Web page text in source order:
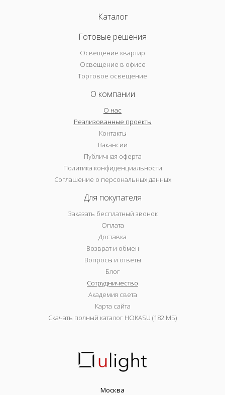
Каталог
Готовые решения
Освещение квартир
Освещение в офисе
Торговое освещение
О компании
О нас
Реализованные проекты
Контакты
Вакансии
Публичная оферта
Политика конфиденциальности
Соглашение о персональных данных
Для покупателя
Заказать бесплатный звонок
Оплата
Доставка
Возврат и обмен
Вопросы и ответы
Блог
Сотрудничество
Академия света
Карта сайта
Скачать полный каталог HOKASU (182 МБ)
Москва